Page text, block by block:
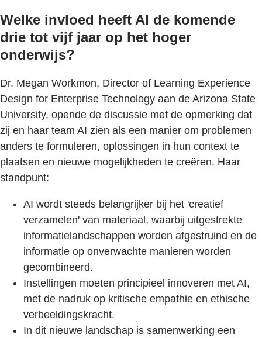
Welke invloed heeft AI de komende
drie tot vijf jaar op het hoger
onderwijs?
Dr. Megan Workmon, Director of Learning Experience
Design for Enterprise Technology aan de Arizona State
University, opende de discussie met de opmerking dat
zij en haar team AI zien als een manier om problemen
anders te formuleren, oplossingen in hun context te
plaatsen en nieuwe mogelijkheden te creëren. Haar
standpunt:
AI wordt steeds belangrijker bij het 'creatief
verzamelen' van materiaal, waarbij uitgestrekte
informatielandschappen worden afgestruind en de
informatie op onverwachte manieren worden
gecombineerd.
Instellingen moeten principieel innoveren met AI,
met de nadruk op kritische empathie en ethische
verbeeldingskracht.
In dit nieuwe landschap is samenwerking een